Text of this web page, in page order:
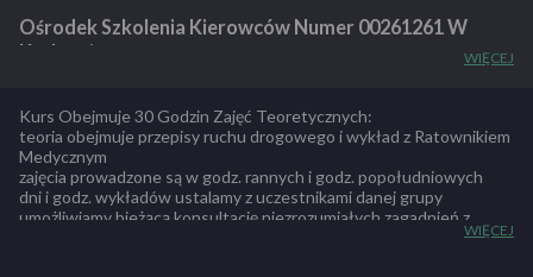
Ośrodek Szkolenia Kierowców Numer 00261261W
Krakowie.
lata nabraliśmy doświadczenia i przeszkoliliśmy tysiące Kursantów.
jako jeden z nielicznych Ośrodków w Krakowie w jednym miejscu
przy ul. DAUNA 95 M posiadamy całe zaplecze szkoleniowe tj. biuro
, sala wykładowa , oświetlony plac manewrowy
WIĘCEJ
Kurs Obejmuje 30 Godzin Zajęć Teoretycznych:
teoria obejmuje przepisy ruchu drogowego i wykład z Ratownikiem
Medycznym
zajęcia prowadzone są w godz. rannych i godz. popołudniowych
dni i godz. wykładów ustalamy z uczestnikami danej grupy
umożliwiamy bieżącą konsultację niezrozumiałych zagadnień z
WIĘCEJ